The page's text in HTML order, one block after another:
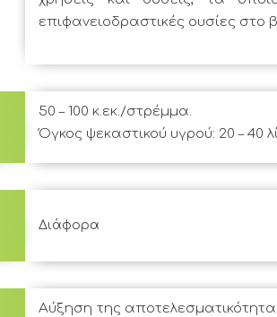
επιφανειοδραστικές ουσίες στο
50 – 100 κ.εκ./στρέμμα.
Όγκος ψεκαστικού υγρού: 20 – 40
Διάφορα
Αύξηση της